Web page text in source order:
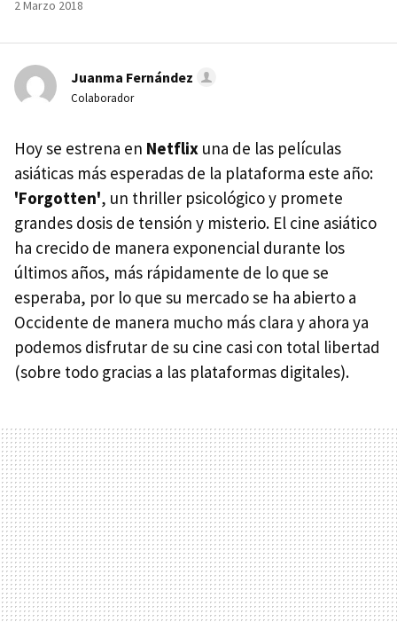
2 Marzo 2018
Juanma Fernández
Colaborador
Hoy se estrena en Netflix una de las películas
asiáticas más esperadas de la plataforma este año:
'Forgotten', un thriller psicológico y promete
grandes dosis de tensión y misterio. El cine asiático
ha crecido de manera exponencial durante los
últimos años, más rápidamente de lo que se
esperaba, por lo que su mercado se ha abierto a
Occidente de manera mucho más clara y ahora ya
podemos disfrutar de su cine casi con total libertad
(sobre todo gracias a las plataformas digitales).